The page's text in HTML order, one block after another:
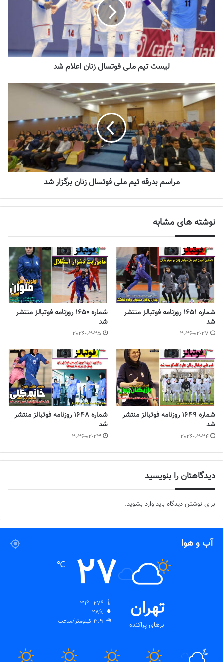
لیست تیم ملی فوتسال زنان اعلام شد
اردوها را در این ماه شروع می‌کنیم
لیست تیم ملی فوتسال زنان اعلام شد
مراسم بدرقه تیم ملی فوتسال زنان برگزار شد
نوشته های مشابه
شماره 1651 روزنامه فوتبالز منتشر
شد
2026-02-27
شماره 1650 روزنامه فوتبالز منتشر
شد
2026-02-25
شماره 1649 روزنامه فوتبالز منتشر
شد
2026-02-24
شماره 1648 روزنامه فوتبالز منتشر
شد
2026-02-23
دیدگاهتان را بنویسید
برای نوشتن دیدگاه باید وارد بشوید.
آب و هوا
تهران
ابرهای پراکنده
27
℃
28%
3.9 کیلومتر/ساعت